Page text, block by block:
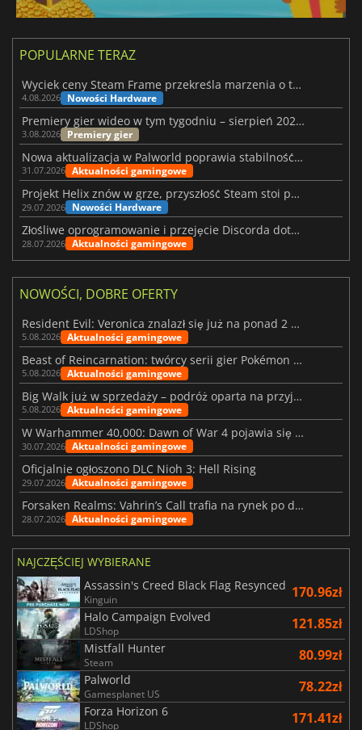
POPULARNE TERAZ
Wyciek ceny Steam Frame przekreśla marzenia o tanim zestawie VR
4.08.2026 Nowości Hardware
Premiery gier wideo w tym tygodniu – sierpień 2026 r. (32. tydzień)
3.08.2026 Premiery gier
Nowa aktualizacja w Palworld poprawia stabilność Sunreach i walk z bossami
31.07.2026 Aktualności gamingowe
Projekt Helix znów w grze, przyszłość Steam stoi pod znakiem zapytania
29.07.2026 Nowości Hardware
Złośliwe oprogramowanie i przejęcie Discorda dotknęły Meccha Chameleon
28.07.2026 Aktualności gamingowe
NOWOŚCI, DOBRE OFERTY
Resident Evil: Veronica znalazł się już na ponad 2 milionach list życzeń
5.08.2026 Aktualności gamingowe
Beast of Reincarnation: twórcy serii gier Pokémon wkraczają na nową ścieżkę
5.08.2026 Aktualności gamingowe
Big Walk już w sprzedaży – podróż oparta na przyjaźni
5.08.2026 Aktualności gamingowe
W Warhammer 40,000: Dawn of War 4 pojawia się frakcja Nekronów
30.07.2026 Aktualności gamingowe
Oficjalnie ogłoszono DLC Nioh 3: Hell Rising
29.07.2026 Aktualności gamingowe
Forsaken Realms: Vahrin’s Call trafia na rynek po dziesięciu latach prac
28.07.2026 Aktualności gamingowe
NAJCZĘŚCIEJ WYBIERANE
Assassin's Creed Black Flag Resynced
Kinguin 170.96zł
Halo Campaign Evolved
LDShop 121.85zł
Mistfall Hunter
Steam 80.99zł
Palworld
Gamesplanet US 78.22zł
Forza Horizon 6
LDShop 171.41zł